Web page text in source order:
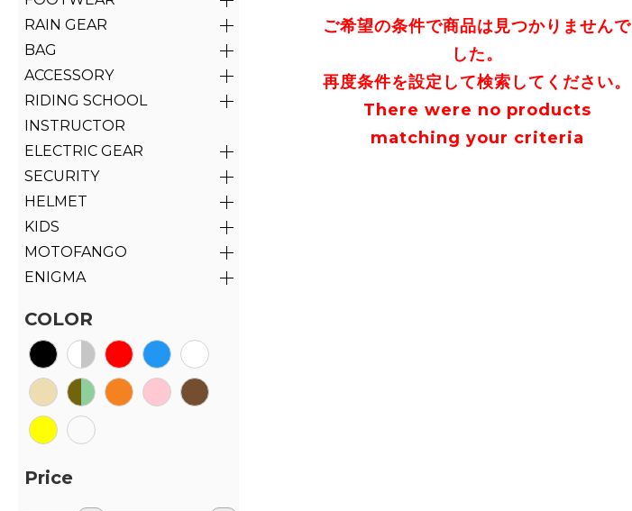
RAIN GEAR
BAG
ACCESSORY
RIDING SCHOOL
INSTRUCTOR
ELECTRIC GEAR
SECURITY
HELMET
KIDS
MOTOFANGO
ENIGMA
COLOR
Price
ご希望の条件で商品は見つかりませんで
した。
再度条件を設定して検索してください。
There were no products
matching your criteria